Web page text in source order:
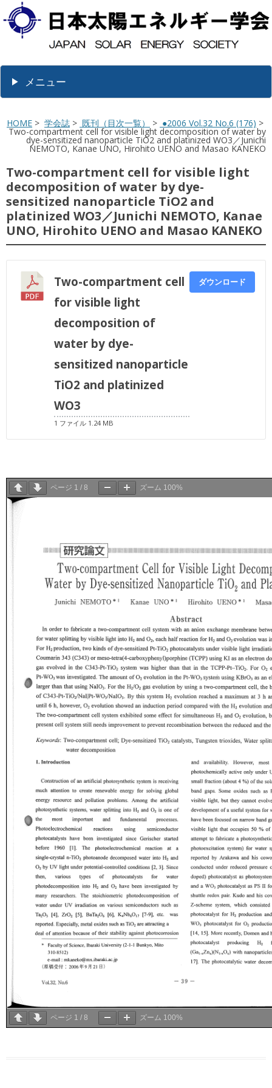
メニュー
HOME > 学会誌 > 既刊（目次一覧） > ●2006 Vol.32 No.6 (176) >
Two-compartment cell for visible light decomposition of water by
dye-sensitized nanoparticle TiO2 and platinized WO3／Junichi
NEMOTO, Kanae UNO, Hirohito UENO and Masao KANEKO
Two-compartment cell for visible light
decomposition of water by dye-
sensitized nanoparticle TiO2 and
platinized WO3／Junichi NEMOTO, Kanae
UNO, Hirohito UENO and Masao KANEKO
Two-compartment cell
for visible light
decomposition of
water by dye-
sensitized nanoparticle
TiO2 and platinized
WO3
1 ファイル 1.24 MB
ダウンロード
ページ 1 / 8 ズーム 100%
ページ 1 / 8 ズーム 100%